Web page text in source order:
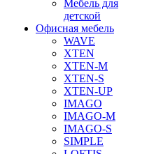
Мебель для
детской
Офисная мебель
WAVE
XTEN
XTEN-M
XTEN-S
XTEN-UP
IMAGO
IMAGO-M
IMAGO-S
SIMPLE